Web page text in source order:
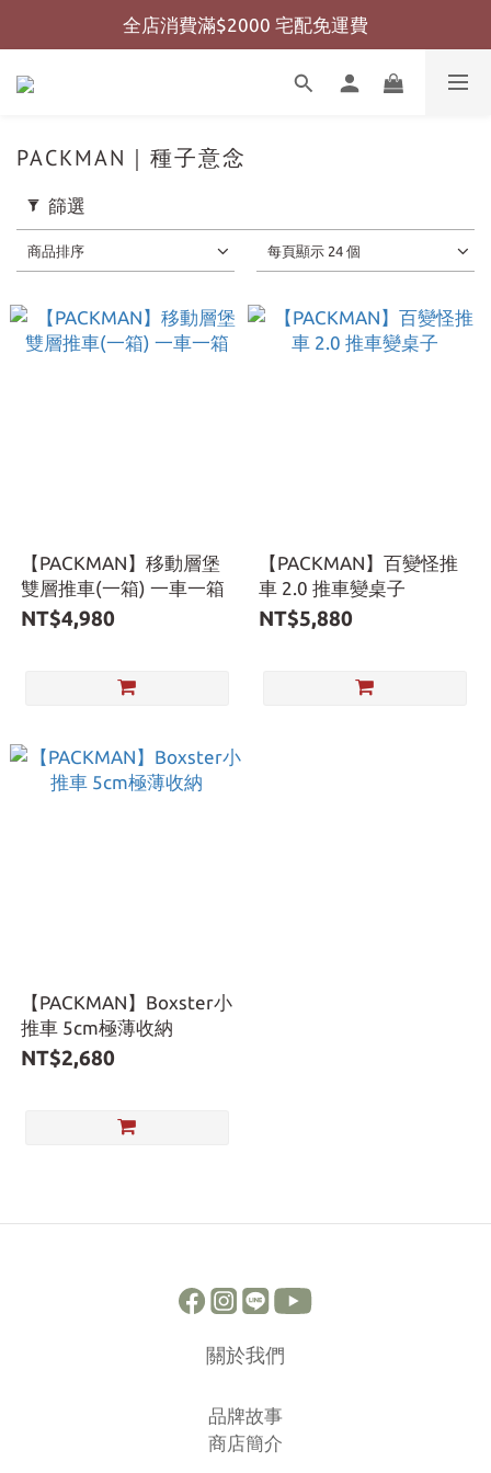
全店消費滿$999 超商免運費
全店消費滿$2000 宅配免運費
全店消費滿$999 超商免運費
PACKMAN｜種子意念
篩選
商品排序 每頁顯示 24 個
【PACKMAN】移動層堡
雙層推車(一箱) 一車一箱
NT$4,980
【PACKMAN】百變怪推
車 2.0 推車變桌子
NT$5,880
【PACKMAN】Boxster小
推車 5cm極薄收納
NT$2,680
關於我們
品牌故事
商店簡介